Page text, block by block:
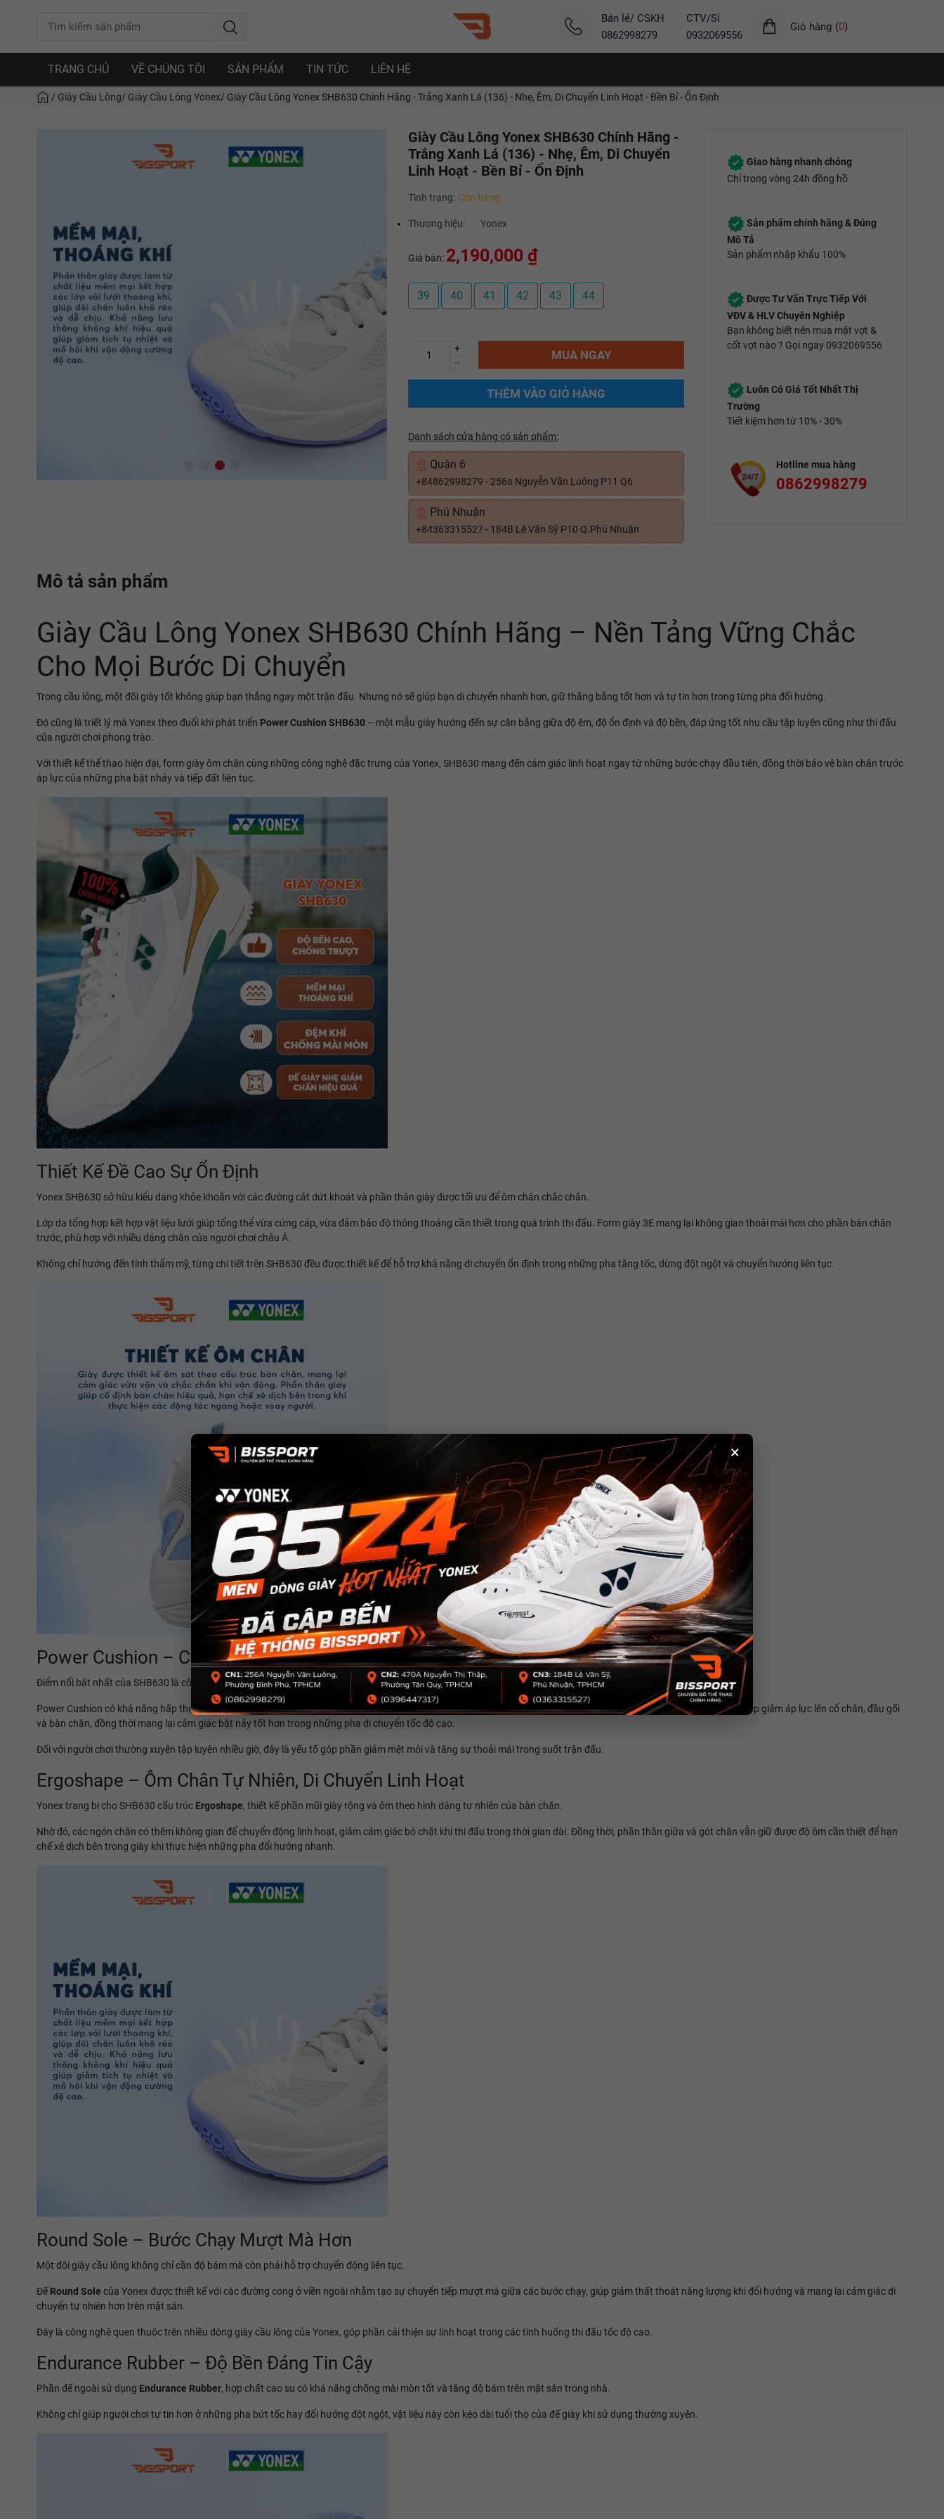
×
Bán lẻ/ CSKH
0862998279
CTV/Sỉ
0932069556
Giỏ hàng (0)
TRANG CHỦ VỀ CHÚNG TÔI SẢN PHẨM TIN TỨC LIÊN HỆ
/ Giày Cầu Lông/ Giày Cầu Lông Yonex/ Giày Cầu Lông Yonex SHB630 Chính Hãng - Trắng Xanh Lá (136) - Nhẹ, Êm, Di Chuyển Linh Hoạt - Bền Bỉ - Ổn Định
Giày Cầu Lông Yonex SHB630 Chính Hãng -
Trắng Xanh Lá (136) - Nhẹ, Êm, Di Chuyển
Linh Hoạt - Bền Bỉ - Ổn Định
Tình trạng: Còn hàng
Thương hiệu: Yonex
Giá bán: 2,190,000 ₫
39 40 41 42 43 44
+
–
MUA NGAY
THÊM VÀO GIỎ HÀNG
Danh sách cửa hàng có sản phẩm:
Quận 6
+84862998279 - 256a Nguyễn Văn Luông P11 Q6
Phú Nhuận
+84363315527 - 184B Lê Văn Sỹ P10 Q.Phú Nhuận
Giao hàng nhanh chóng
Chỉ trong vòng 24h đồng hồ
Sản phẩm chính hãng & Đúng
Mô Tả
Sản phẩm nhập khẩu 100%
Được Tư Vấn Trực Tiếp Với
VĐV & HLV Chuyên Nghiệp
Bạn không biết nên mua mặt vợt &
cốt vợt nào ? Gọi ngay 0932069556
Luôn Có Giá Tốt Nhất Thị
Trường
Tiết kiệm hơn từ 10% - 30%
Hotline mua hàng
0862998279
Mô tả sản phẩm
Giày Cầu Lông Yonex SHB630 Chính Hãng – Nền Tảng Vững Chắc
Cho Mọi Bước Di Chuyển
Trong cầu lông, một đôi giày tốt không giúp bạn thắng ngay một trận đấu. Nhưng nó sẽ giúp bạn di chuyển nhanh hơn, giữ thăng bằng tốt hơn và tự tin hơn trong từng pha đổi hướng.
Đó cũng là triết lý mà Yonex theo đuổi khi phát triển Power Cushion SHB630 – một mẫu giày hướng đến sự cân bằng giữa độ êm, độ ổn định và độ bền, đáp ứng tốt nhu cầu tập luyện cũng như thi đấu
của người chơi phong trào.
Với thiết kế thể thao hiện đại, form giày ôm chân cùng những công nghệ đặc trưng của Yonex, SHB630 mang đến cảm giác linh hoạt ngay từ những bước chạy đầu tiên, đồng thời bảo vệ bàn chân trước
áp lực của những pha bật nhảy và tiếp đất liên tục.
Thiết Kế Đề Cao Sự Ổn Định
Yonex SHB630 sở hữu kiểu dáng khỏe khoắn với các đường cắt dứt khoát và phần thân giày được tối ưu để ôm chân chắc chắn.
Lớp da tổng hợp kết hợp vật liệu lưới giúp tổng thể vừa cứng cáp, vừa đảm bảo độ thông thoáng cần thiết trong quá trình thi đấu. Form giày 3E mang lại không gian thoải mái hơn cho phần bàn chân
trước, phù hợp với nhiều dáng chân của người chơi châu Á.
Không chỉ hướng đến tính thẩm mỹ, từng chi tiết trên SHB630 đều được thiết kế để hỗ trợ khả năng di chuyển ổn định trong những pha tăng tốc, dừng đột ngột và chuyển hướng liên tục.
Power Cushion – Công Nghệ Làm Nên Tên Tuổi Của Yonex
Điểm nổi bật nhất của SHB630 là công nghệPower Cushion, vật liệu đệm độc quyền đã đồng hành cùng Yonex trong nhiều thế hệ giày cầu lông.
Power Cushion có khả năng hấp thụ lực tác động khi tiếp đất, đồng thời chuyển hóa một phần năng lượng đó thành lực đẩy cho bước di chuyển tiếp theo. Điều này giúp giảm áp lực lên cổ chân, đầu gối
và bàn chân, đồng thời mang lại cảm giác bật nảy tốt hơn trong những pha di chuyển tốc độ cao.
Đối với người chơi thường xuyên tập luyện nhiều giờ, đây là yếu tố góp phần giảm mệt mỏi và tăng sự thoải mái trong suốt trận đấu.
Ergoshape – Ôm Chân Tự Nhiên, Di Chuyển Linh Hoạt
Yonex trang bị cho SHB630 cấu trúc Ergoshape, thiết kế phần mũi giày rộng và ôm theo hình dáng tự nhiên của bàn chân.
Nhờ đó, các ngón chân có thêm không gian để chuyển động linh hoạt, giảm cảm giác bó chặt khi thi đấu trong thời gian dài. Đồng thời, phần thân giữa và gót chân vẫn giữ được độ ôm cần thiết để hạn
chế xê dịch bên trong giày khi thực hiện những pha đổi hướng nhanh.
Round Sole – Bước Chạy Mượt Mà Hơn
Một đôi giày cầu lông không chỉ cần độ bám mà còn phải hỗ trợ chuyển động liên tục.
Đế Round Sole của Yonex được thiết kế với các đường cong ở viền ngoài nhằm tạo sự chuyển tiếp mượt mà giữa các bước chạy, giúp giảm thất thoát năng lượng khi đổi hướng và mang lại cảm giác di
chuyển tự nhiên hơn trên mặt sân.
Đây là công nghệ quen thuộc trên nhiều dòng giày cầu lông của Yonex, góp phần cải thiện sự linh hoạt trong các tình huống thi đấu tốc độ cao.
Endurance Rubber – Độ Bền Đáng Tin Cậy
Phần đế ngoài sử dụng Endurance Rubber, hợp chất cao su có khả năng chống mài mòn tốt và tăng độ bám trên mặt sân trong nhà.
Không chỉ giúp người chơi tự tin hơn ở những pha bứt tốc hay đổi hướng đột ngột, vật liệu này còn kéo dài tuổi thọ của đế giày khi sử dụng thường xuyên.